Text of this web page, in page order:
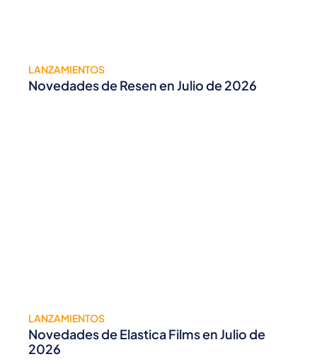
LANZAMIENTOS
Novedades de Resen en Julio de 2026
LANZAMIENTOS
Novedades de Elastica Films en Julio de
2026